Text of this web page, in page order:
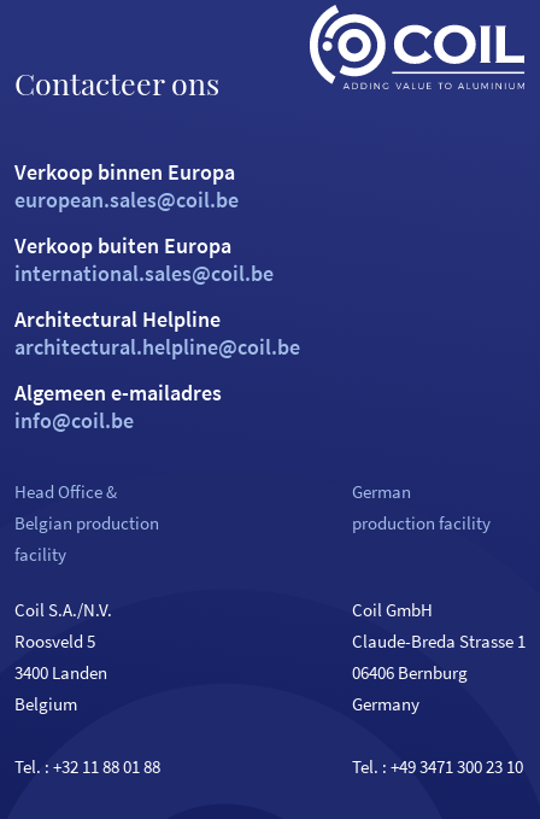
Contacteer ons
Verkoop binnen Europa
european.sales@coil.be
Verkoop buiten Europa
international.sales@coil.be
Architectural Helpline
architectural.helpline@coil.be
Algemeen e-mailadres
info@coil.be
Head Office &
Belgian production
facility
Coil S.A./N.V.
Roosveld 5
3400 Landen
Belgium
Tel. : +32 11 88 01 88
German
production facility
Coil GmbH
Claude-Breda Strasse 1
06406 Bernburg
Germany
Tel. : +49 3471 300 23 10